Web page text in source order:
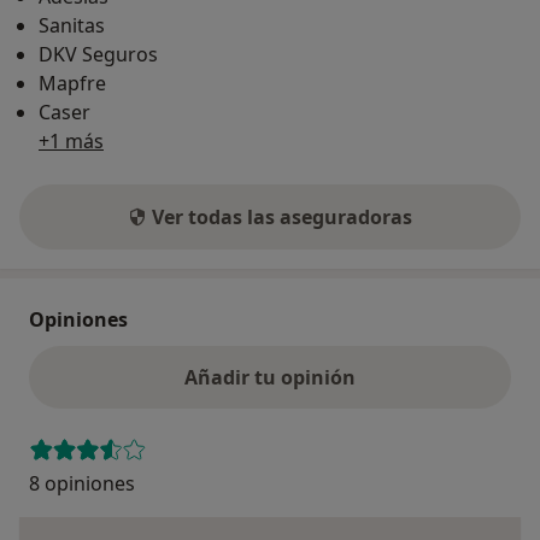
Sanitas
DKV Seguros
Mapfre
Caser
+1 más
Ver todas las aseguradoras
Opiniones
Añadir tu opinión
8 opiniones